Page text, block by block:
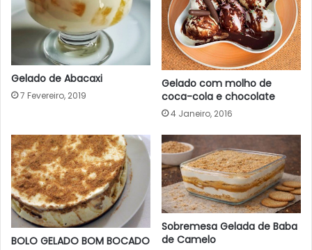
Gelado de Abacaxi
7 Fevereiro, 2019
Gelado com molho de
coca-cola e chocolate
4 Janeiro, 2016
BOLO GELADO BOM BOCADO
Sobremesa Gelada de Baba
de Camelo